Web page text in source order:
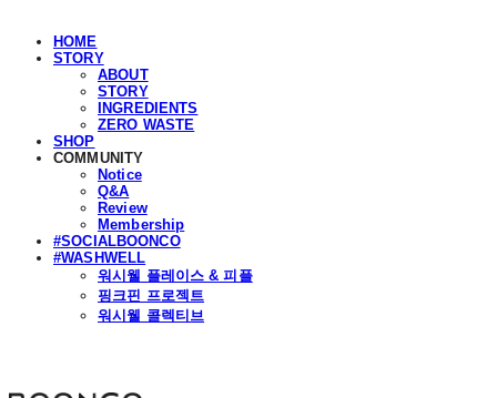
HOME
STORY
ABOUT
STORY
INGREDIENTS
ZERO WASTE
SHOP
COMMUNITY
Notice
Q&A
Review
Membership
#SOCIALBOONCO
#WASHWELL
워시웰 플레이스 & 피플
핑크핀 프로젝트
워시웰 콜렉티브